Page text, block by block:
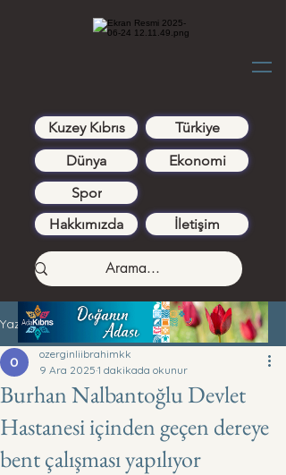
Kuzey Kıbrıs
Türkiye
Dünya
Ekonomi
Spor
Hakkımızda
İletişim
Yazı
Burhan Nalbantoğlu Devlet
Hastanesi içinden geçen dereye
bent çalışması yapılıyor
ozerginliibrahimkk
9 Ara 2025 1 dakikada okunur